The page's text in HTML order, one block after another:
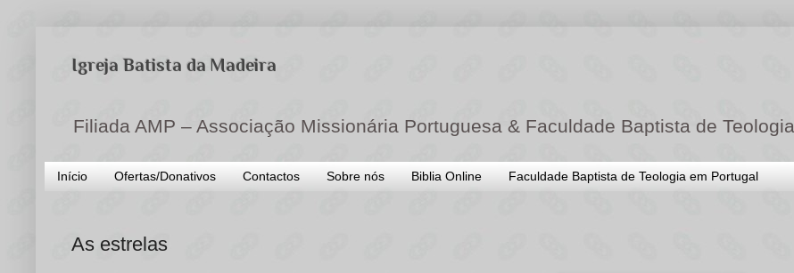
Igreja Batista da Madeira
Filiada AMP – Associação Missionária Portuguesa & Faculdade Baptista de Teologia
Início Ofertas/Donativos Contactos Sobre nós Biblia Online Faculdade Baptista de Teologia em Portugal
As estrelas